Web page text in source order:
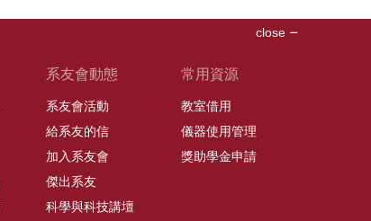
close
系友會動態
系友會活動
給系友的信
加入系友會
傑出系友
科學與科技講壇
常用資源
教室借用
儀器使用管理
獎助學金申請